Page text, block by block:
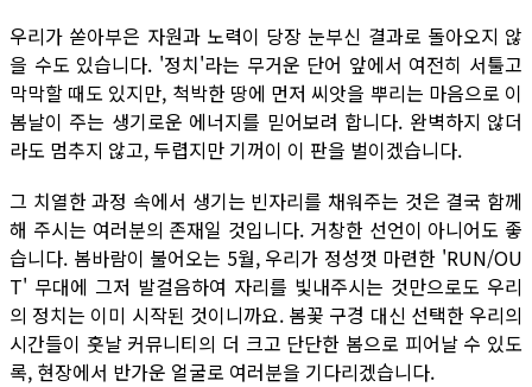
우리가 쏟아부은 자원과 노력이 당장 눈부신 결과로 돌아오지 않
을 수도 있습니다. '정치'라는 무거운 단어 앞에서 여전히 서툴고
막막할 때도 있지만, 척박한 땅에 먼저 씨앗을 뿌리는 마음으로 이
봄날이 주는 생기로운 에너지를 믿어보려 합니다. 완벽하지 않더
라도 멈추지 않고, 두렵지만 기꺼이 이 판을 벌이겠습니다.
그 치열한 과정 속에서 생기는 빈자리를 채워주는 것은 결국 함께
해 주시는 여러분의 존재일 것입니다. 거창한 선언이 아니어도 좋
습니다. 봄바람이 불어오는 5월, 우리가 정성껏 마련한 'RUN/OU
T' 무대에 그저 발걸음하여 자리를 빛내주시는 것만으로도 우리
의 정치는 이미 시작된 것이니까요. 봄꽃 구경 대신 선택한 우리의
시간들이 훗날 커뮤니티의 더 크고 단단한 봄으로 피어날 수 있도
록, 현장에서 반가운 얼굴로 여러분을 기다리겠습니다.